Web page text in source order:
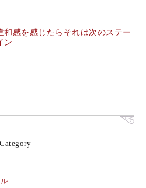
和感を感じたらそれは次のステー
ン
Category